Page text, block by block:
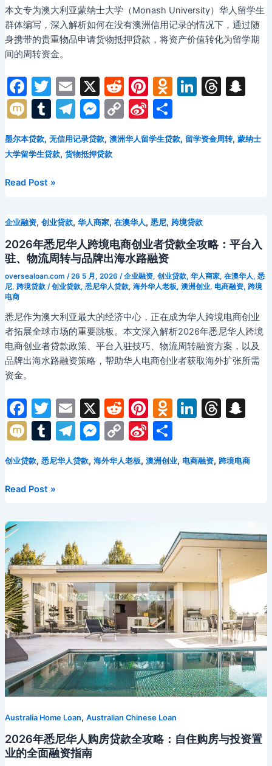
业
者
贷
款
攻
略：
行
合
规、
资
与
澳
洲
用
建
立
指
南
本文专为澳大利亚蒙纳士大学（Monash University）华人留学生
群体编写，深入解析如何在没有澳洲信用记录的情况下，通过随
身携带的贵重物品申请货物抵押贷款，将资产价值转化为留学期
间的周转资金。
F
a
c
e
b
o
k
T
w
itt
er
E
m
ai
l
X R
e
d
di
Pi
nt
er
e
O
d
n
o
s
ni
Li
e
T
a
S
p
M
ix
i
T
m
bl
r
T
el
e
M
s
g
er
C
o
p
k
Si
a
o
分
墨尔本贷款, 无信用记录贷款, 澳洲华人留学生贷款, 留学资金周转, 蒙纳士
大学留学生贷款, 货物抵押贷款
2026
纳
士
大
华
人
留
学
生
货
物
押
贷
款
攻
随
产
如
何
变
成
留
学
资
Read Post »
企业融资, 创业贷款, 华人商家, 在澳华人 , 悉尼, 跨境贷款
2026年悉尼华人跨境电商创业者贷款全攻略：平台入
驻、物流周转与品牌出海水路融资
oversealoan.com /26 5 月, 2026 /企业融资, 创业贷款, 华人商家, 在澳华人, 悉
尼, 跨境贷款/创业贷款, 悉尼华人贷款, 海外华人老板, 澳洲创业, 电商融资, 跨境
电商
悉尼作为澳大利亚最大的经济中心，正在成为华人跨境电商创业
者拓展全球市场的重要跳板。本文深入解析2026年悉尼华人跨境
电商创业者贷款政策、平台入驻技巧、物流周转融资方案，以及
品牌出海水路融资策略，帮助华人电商创业者获取海外扩张所需
资金。
F
a
c
e
b
o
k
T
w
itt
er
E
m
ai
l
X R
e
d
di
Pi
nt
er
e
O
d
n
o
s
s
ni
ki
Li
e
T
a
S
p
M
ix
i
T
m
bl
T
el
e
m
M
s
n
g
er
C
o
p
k
Si
n
a
分
享
创业贷款, 悉尼华人贷款, 海外华人老板, 澳洲创业, 电商融资, 跨境电商
2026
尼
华
人
跨
境
电
商
创
者
贷
款
攻
略：
平
Read Post »
Australia Home Loan, Australian Chinese Loan
2026年悉尼华人购房贷款全攻略：自住购房与投资置
业的全面融资指南